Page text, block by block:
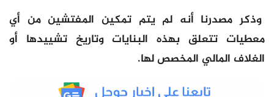
وذكر مصدرنا أنه لم يتم تمكين المفتشين من أي
معطيات تتعلق بهذه البنايات وتاريخ تشييدها أو
الغلاف المالي المخصص لها.